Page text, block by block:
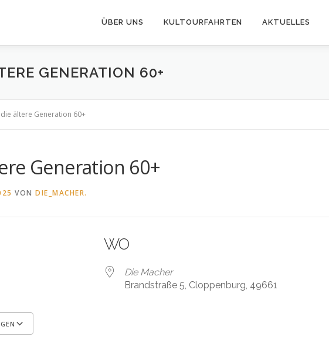
ÜBER UNS KULTOURFAHRTEN AKTUELLES
GENERATION 60+
ältere Generation 60+
Generation 60+
VON DIE_MACHER.
WO
Die Macher
Brandstraße 5, Cloppenburg, 49661